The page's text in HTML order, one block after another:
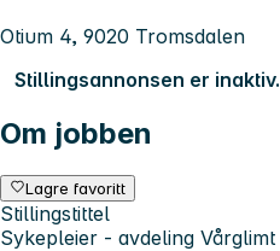
Otium 4, 9020 Tromsdalen
Stillingsannonsen er inaktiv.
Om jobben
Lagre favoritt
Stillingstittel
Sykepleier - avdeling Vårglimt